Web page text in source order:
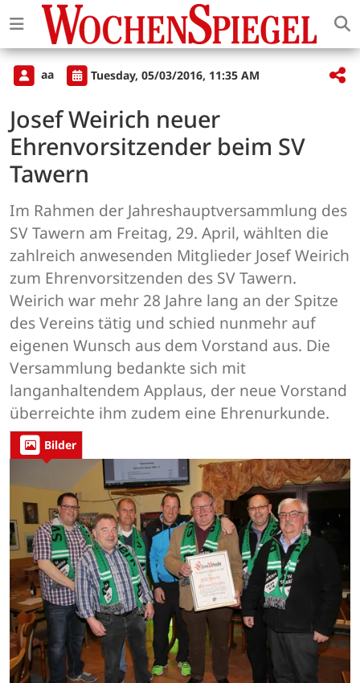
aa Tuesday, 05/03/2016, 11:35 AM
Josef Weirich neuer
Ehrenvorsitzender beim SV
Tawern
Im Rahmen der Jahreshauptversammlung des
SV Tawern am Freitag, 29. April, wählten die
zahlreich anwesenden Mitglieder Josef Weirich
zum Ehrenvorsitzenden des SV Tawern.
Weirich war mehr 28 Jahre lang an der Spitze
des Vereins tätig und schied nunmehr auf
eigenen Wunsch aus dem Vorstand aus. Die
Versammlung bedankte sich mit
langanhaltendem Applaus, der neue Vorstand
überreichte ihm zudem eine Ehrenurkunde.
Bilder